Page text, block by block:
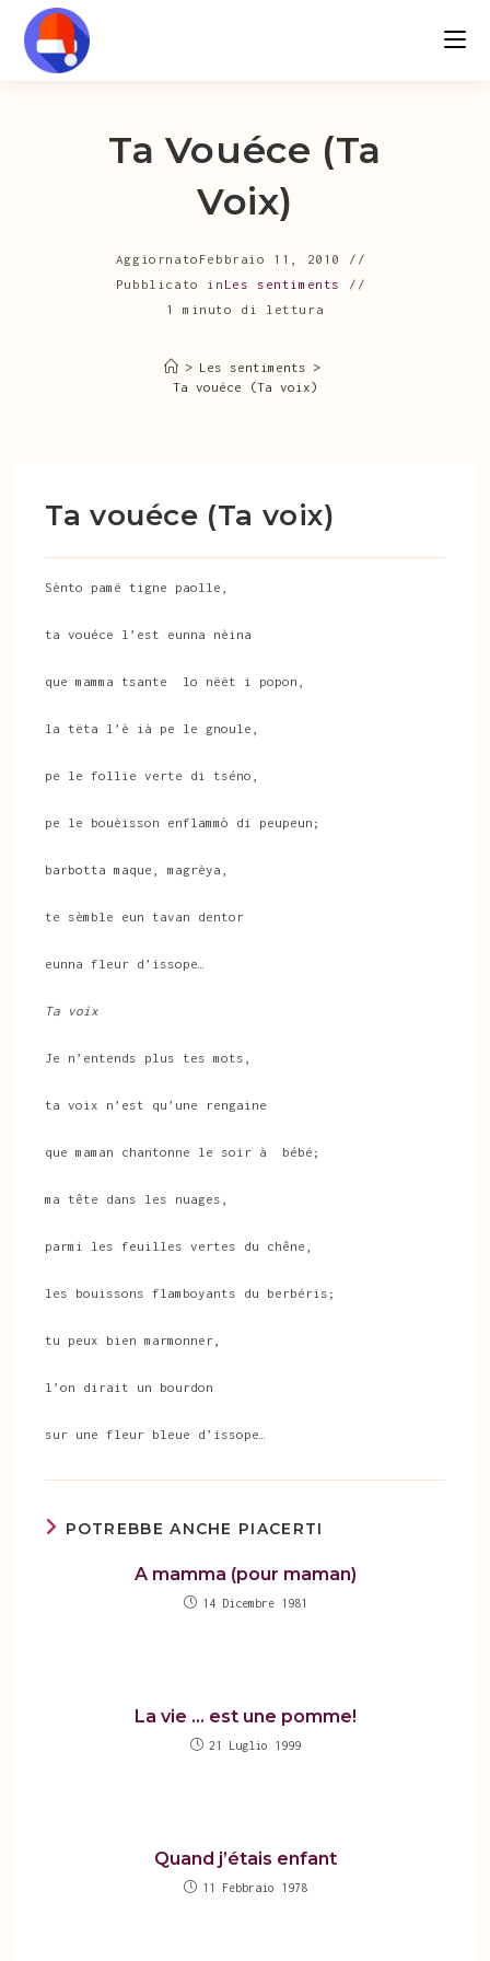
Salta
contenuto
Ta Vouéce (Ta
Voix)
Aggiornato Febbraio 11, 2010
Pubblicato in Les sentiments
1 minuto di lettura
> Les sentiments
>
Ta vouéce (Ta voix)
Ta vouéce (Ta voix)
Sènto pamë tigne paolle,
ta vouéce l’est eunna nèina
que mamma tsante lo nëët i popon,
la tëta l’è ià pe le gnoule,
pe le follie verte di tséno,
pe le bouèisson enflammò di peupeun;
barbotta maque, magrèya,
te sèmble eun tavan dentor
eunna fleur d’issope…
Ta voix
Je n’entends plus tes mots,
ta voix n’est qu’une rengaine
que maman chantonne le soir à bébé;
ma tête dans les nuages,
parmi les feuilles vertes du chêne,
les bouissons flamboyants du berbéris;
tu peux bien marmonner,
l’on dirait un bourdon
sur une fleur bleue d’issope…
POTREBBE ANCHE PIACERTI
A mamma (pour maman)
14 Dicembre 1981
La vie … est une pomme!
21 Luglio 1999
Quand j’étais enfant
11 Febbraio 1978